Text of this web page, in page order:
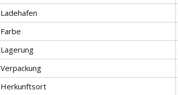
Ladehafen
Farbe
Lagerung
Verpackung
Herkunftsort